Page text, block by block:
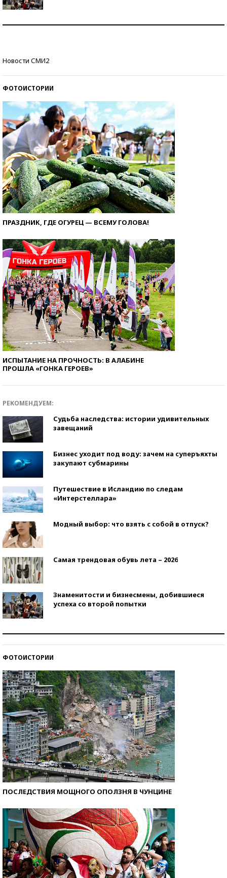
Новости СМИ2
ФОТОИСТОРИИ
ПРАЗДНИК, ГДЕ ОГУРЕЦ — ВСЕМУ ГОЛОВА!
ИСПЫТАНИЕ НА ПРОЧНОСТЬ: В АЛАБИНЕ
ПРОШЛА «ГОНКА ГЕРОЕВ»
РЕКОМЕНДУЕМ:
Судьба наследства: истории удивительных
завещаний
Бизнес уходит под воду: зачем на суперъяхты
закупают субмарины
Путешествие в Исландию по следам
«Интерстеллара»
Модный выбор: что взять с собой в отпуск?
Самая трендовая обувь лета – 2026
Знаменитости и бизнесмены, добившиеся
успеха со второй попытки
ФОТОИСТОРИИ
ПОСЛЕДСТВИЯ МОЩНОГО ОПОЛЗНЯ В ЧУНЦИНЕ